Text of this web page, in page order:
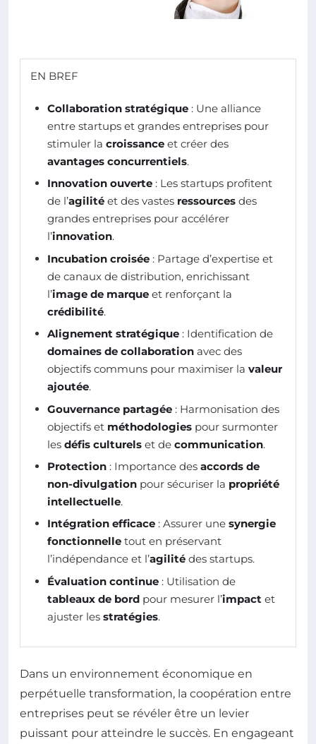
EN BREF
Collaboration stratégique : Une alliance
entre startups et grandes entreprises pour
stimuler la croissance et créer des
avantages concurrentiels.
Innovation ouverte : Les startups profitent
de l’agilité et des vastes ressources des
grandes entreprises pour accélérer
l’innovation.
Incubation croisée : Partage d’expertise et
de canaux de distribution, enrichissant
l’image de marque et renforçant la
crédibilité.
Alignement stratégique : Identification de
domaines de collaboration avec des
objectifs communs pour maximiser la valeur
ajoutée.
Gouvernance partagée : Harmonisation des
objectifs et méthodologies pour surmonter
les défis culturels et de communication.
Protection : Importance des accords de
non-divulgation pour sécuriser la propriété
intellectuelle.
Intégration efficace : Assurer une synergie
fonctionnelle tout en préservant
l’indépendance et l’agilité des startups.
Évaluation continue : Utilisation de
tableaux de bord pour mesurer l’impact et
ajuster les stratégies.
Dans un environnement économique en
perpétuelle transformation, la coopération entre
entreprises peut se révéler être un levier
puissant pour atteindre le succès. En engageant